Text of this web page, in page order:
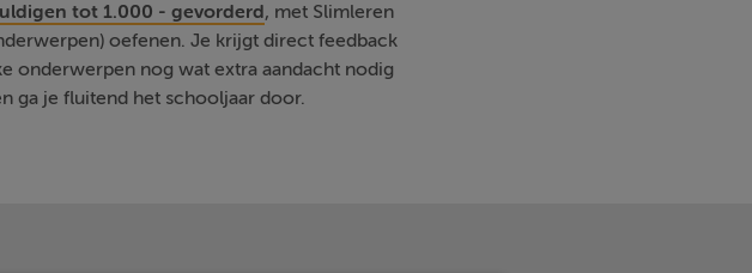
tot 1.000 - gevorderd, met Slimleren
oefenen. Je krijgt direct feedback
onderwerpen nog wat extra aandacht nodig
ga je fluitend het schooljaar door.